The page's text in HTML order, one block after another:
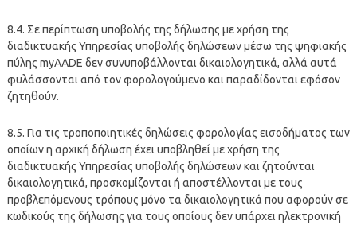
8.4. Σε περίπτωση υποβολής της δήλωσης με χρήση της
διαδικτυακής Υπηρεσίας υποβολής δηλώσεων μέσω της ψηφιακής
πύλης myAADE δεν συνυποβάλλονται δικαιολογητικά, αλλά αυτά
φυλάσσονται από τον φορολογούμενο και παραδίδονται εφόσον
ζητηθούν.
8.5. Για τις τροποποιητικές δηλώσεις φορολογίας εισοδήματος των
οποίων η αρχική δήλωση έχει υποβληθεί με χρήση της
διαδικτυακής Υπηρεσίας υποβολής δηλώσεων και ζητούνται
δικαιολογητικά, προσκομίζονται ή αποστέλλονται με τους
προβλεπόμενους τρόπους μόνο τα δικαιολογητικά που αφορούν σε
κωδικούς της δήλωσης για τους οποίους δεν υπάρχει ηλεκτρονική